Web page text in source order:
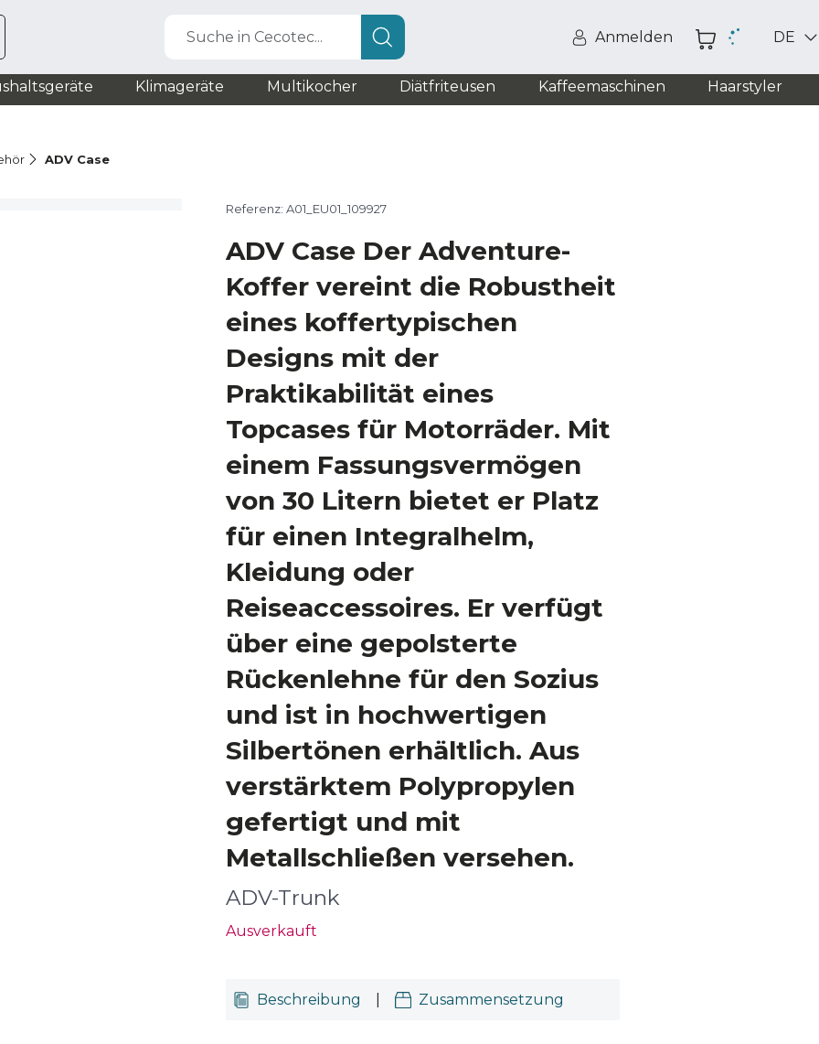
Suche in Cecotec... Anmelden DE
Klimageräte Multikocher Diätfriteusen Kaffeemaschinen Haarstyler
ADV Case
Referenz: A01_EU01_109927
ADV Case Der Adventure-
Koffer vereint die Robustheit
eines koffertypischen
Designs mit der
Praktikabilität eines
Topcases für Motorräder. Mit
einem Fassungsvermögen
von 30 Litern bietet er Platz
für einen Integralhelm,
Kleidung oder
Reiseaccessoires. Er verfügt
über eine gepolsterte
Rückenlehne für den Sozius
und ist in hochwertigen
Silbertönen erhältlich. Aus
verstärktem Polypropylen
gefertigt und mit
Metallschließen versehen.
ADV-Trunk
Ausverkauft
Beschreibung Zusammensetzung